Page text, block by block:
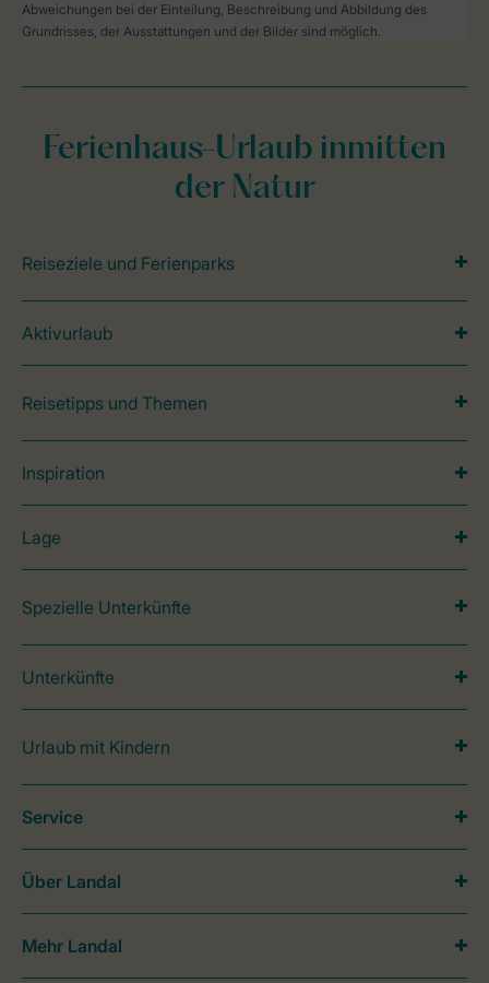
Abweichungen bei der Einteilung, Beschreibung und Abbildung des
Grundrisses, der Ausstattungen und der Bilder sind möglich.
Ferienhaus-Urlaub inmitten
der Natur
Reiseziele und Ferienparks
Aktivurlaub
Reisetipps und Themen
Inspiration
Lage
Spezielle Unterkünfte
Unterkünfte
Urlaub mit Kindern
Service
Über Landal
Mehr Landal